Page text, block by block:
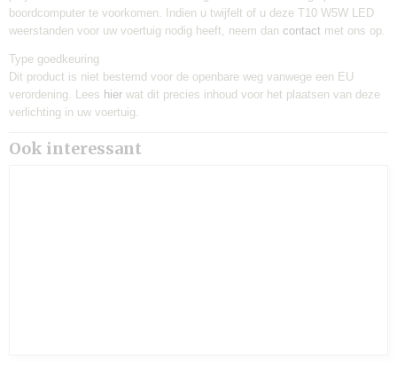
boordcomputer te voorkomen. Indien u twijfelt of u deze T10 W5W LED
weerstanden voor uw voertuig nodig heeft, neem dan contact met ons op.
Type goedkeuring
Dit product is niet bestemd voor de openbare weg vanwege een EU
verordening. Lees hier wat dit precies inhoud voor het plaatsen van deze
verlichting in uw voertuig.
Ook interessant